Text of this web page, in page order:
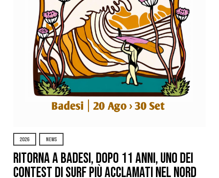
2026 NEWS
Ritorna a Badesi, dopo 11 anni, uno dei
contest di surf più acclamati nel nord